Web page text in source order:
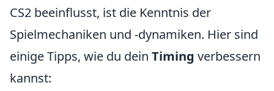
CS2 beeinflusst, ist die Kenntnis der
Spielmechaniken und -dynamiken. Hier sind
einige Tipps, wie du dein Timing verbessern
kannst: